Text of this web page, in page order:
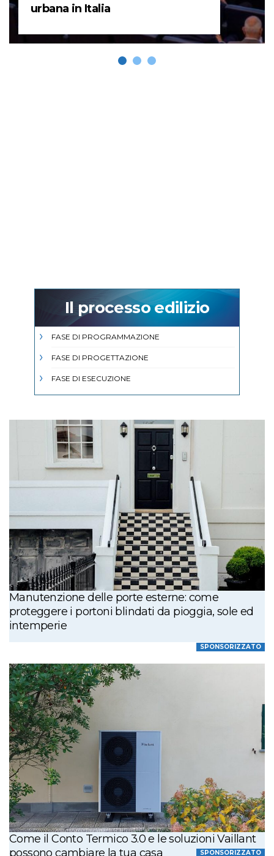
urbana in Italia
Il processo edilizio
FASE DI PROGRAMMAZIONE
FASE DI PROGETTAZIONE
FASE DI ESECUZIONE
Manutenzione delle porte esterne: come
proteggere i portoni blindati da pioggia, sole ed
intemperie
SPONSORIZZATO
Come il Conto Termico 3.0 e le soluzioni Vaillant
possono cambiare la tua casa
SPONSORIZZATO